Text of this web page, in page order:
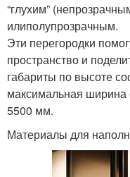
“глухим”
илиполупрозрачным.
Эти перегородки
пространство и
габариты по высоте
максимальная ширина
5500 мм.
Материалы для